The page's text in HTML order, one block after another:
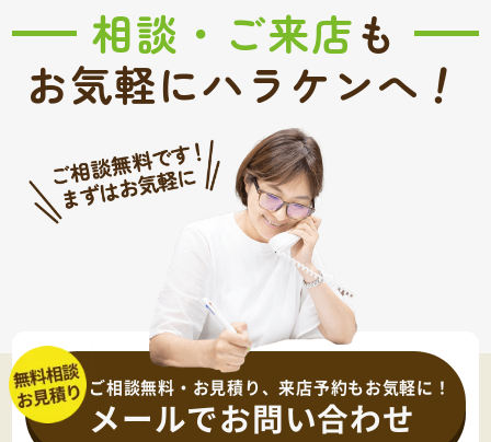
相談・ご来店も
お気軽にハラケンへ！
ご相談無料・お見積り、来店予約もお気軽に！
メールでお問い合わせ